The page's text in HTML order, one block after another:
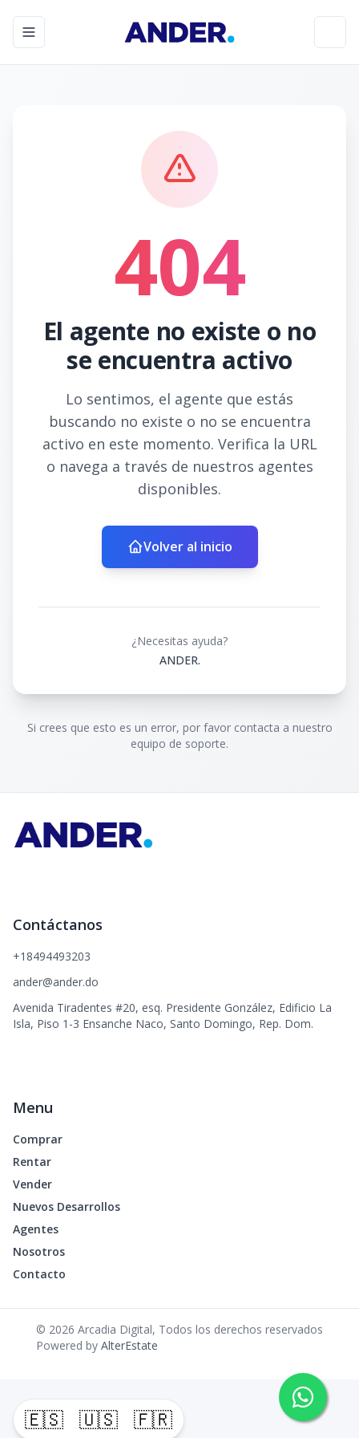
🇪🇸 🇺🇸 🇫🇷
Toggle navigation menu
404
El agente no existe o no
se encuentra activo
Lo sentimos, el agente que estás
buscando no existe o no se encuentra
activo en este momento. Verifica la URL
o navega a través de nuestros agentes
disponibles.
Volver al inicio
¿Necesitas ayuda?
ANDER.
Si crees que esto es un error, por favor contacta a nuestro
equipo de soporte.
Contáctanos
+18494493203
ander@ander.do
Avenida Tiradentes #20, esq. Presidente González, Edificio La
Isla, Piso 1-3 Ensanche Naco, Santo Domingo, Rep. Dom.
Menu
Comprar
Rentar
Vender
Nuevos Desarrollos
Agentes
Nosotros
Contacto
© 2026 Arcadia Digital, Todos los derechos reservados
Powered by AlterEstate